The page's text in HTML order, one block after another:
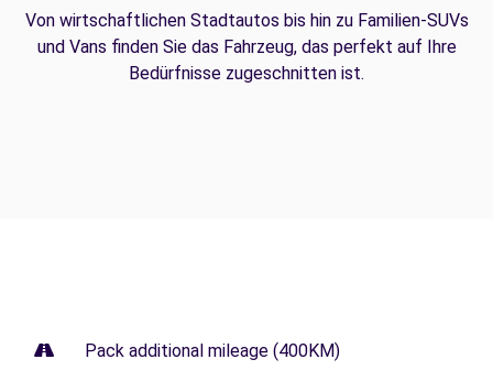
Von wirtschaftlichen Stadtautos bis hin zu Familien-SUVs
und Vans finden Sie das Fahrzeug, das perfekt auf Ihre
Bedürfnisse zugeschnitten ist.
Pack additional mileage (400KM)